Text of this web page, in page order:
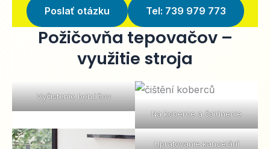
Poslať otázku Tel: 739 979 773
Požičovňa tepovačov –
využitie stroja
Vyčistenie behúňov
Na koberce a čalúnenie
Upratovanie kancelárií